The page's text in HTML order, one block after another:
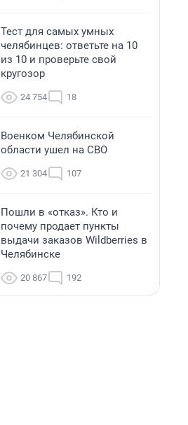
Тест для самых умных
челябинцев: ответьте на 10
из 10 и проверьте свой
кругозор
24 754 18
Военком Челябинской
области ушел на СВО
21 304 107
Пошли в «отказ». Кто и
почему продает пункты
выдачи заказов Wildberries в
Челябинске
20 867 192